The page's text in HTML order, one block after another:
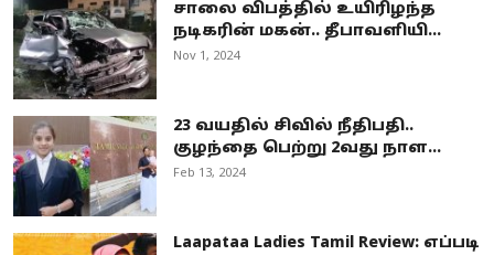
சாலை விபத்தில் உயிரிழந்த
நடிகரின் மகன்.. தீபாவளியி...
Nov 1, 2024
23 வயதில் சிவில் நீதிபதி..
குழந்தை பெற்று 2வது நாள...
Feb 13, 2024
Laapataa Ladies Tamil Review: எப்படி